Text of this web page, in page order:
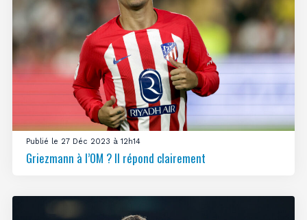
Publié le 27 Déc 2023 à 12h14
Griezmann à l’OM ? Il répond clairement